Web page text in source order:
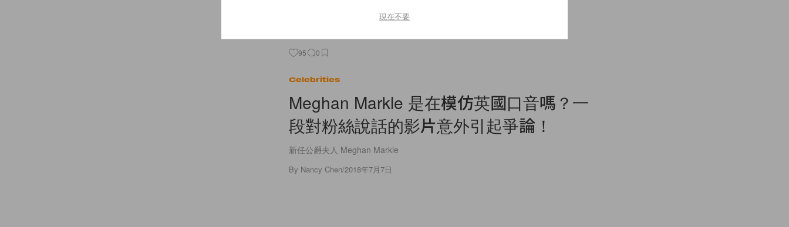
95 0
Celebrities
Meghan Markle 是在模仿英國口音嗎？一
段對粉絲說話的影片意外引起爭論！
新任公爵夫人 Meghan Markle
By Nancy Chen/2018年7月7日
現在不要